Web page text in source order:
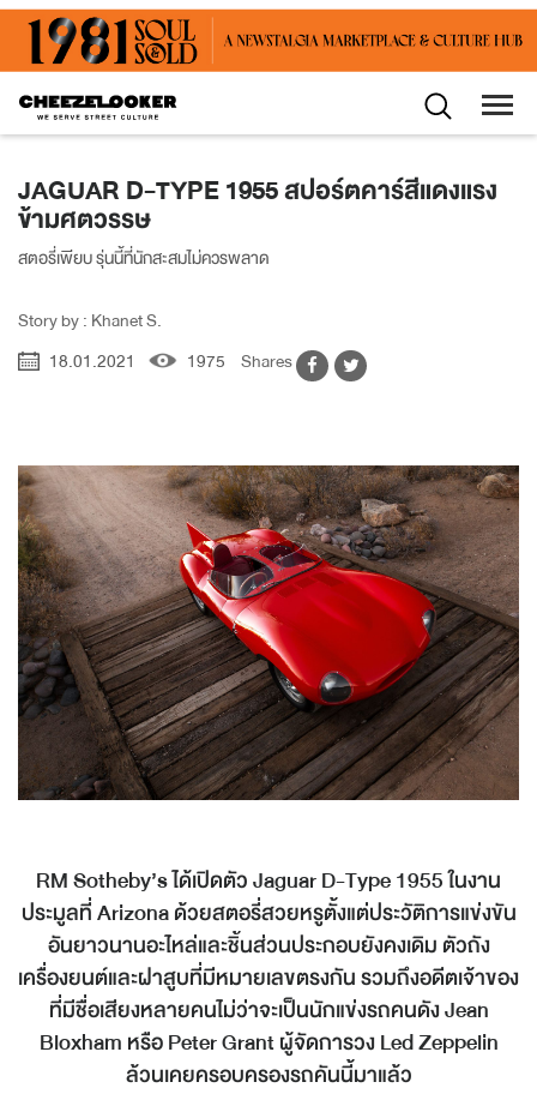
JAGUAR D-TYPE 1955 สปอร์ตคาร์สีแดงแรง
ข้ามศตวรรษ
สตอรี่เพียบ รุ่นนี้ที่นักสะสมไม่ควรพลาด
Story by : Khanet S.
18.01.2021
1975 Shares
RM Sotheby’s ได้เปิดตัว Jaguar D-Type 1955 ในงาน
ประมูลที่ Arizona ด้วยสตอรี่สวยหรูตั้งแต่ประวัติการแข่งขัน
อันยาวนานอะไหล่และชิ้นส่วนประกอบยังคงเดิม ตัวถัง
เครื่องยนต์และฝาสูบที่มีหมายเลขตรงกัน รวมถึงอดีตเจ้าของ
ที่มีชื่อเสียงหลายคนไม่ว่าจะเป็นนักแข่งรถคนดัง Jean
Bloxham หรือ Peter Grant ผู้จัดการวง Led Zeppelin
ล้วนเคยครอบครองรถคันนี้มาแล้ว